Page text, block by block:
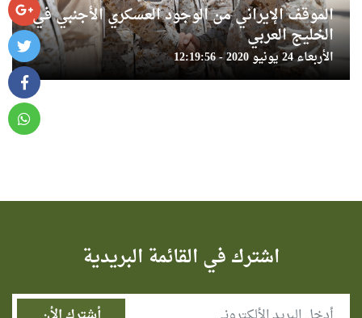
الموقف الإيراني من الوجود العسكري الأجنبي في
الخليج العربي
الأربعاء 24 يونيو 2020 - 12:19:56
اشترك في القائمة البريدية